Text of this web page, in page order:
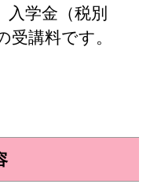
学金（税別
講料です。